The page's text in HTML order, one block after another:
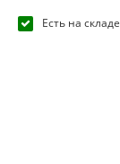
Есть на складе